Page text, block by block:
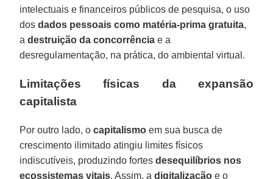
intelectuais e financeiros públicos de pesquisa, o uso
dosdados pessoais como matéria-prima gratuita,
adestruição da concorrência e a
desregulamentação, na prática, do ambiental virtual.
Limitações físicas da expansão
capitalista
Por outro lado, ocapitalismo em sua busca de
crescimento ilimitado atingiu limites físicos
indiscutíveis, produzindo fortesdesequilíbrios nos
ecossistemas vitais. Assim, adigitalização e o